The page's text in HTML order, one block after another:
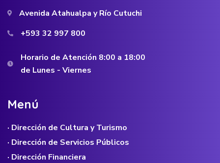
Avenida Atahualpa y Río Cutuchi
+593 32 997 800
Horario de Atención 8:00 a 18:00
de Lunes - Viernes
Menú
· Dirección de Cultura y Turismo
· Dirección de Servicios Públicos
· Dirección Financiera